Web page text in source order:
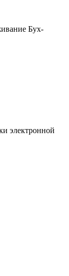
Бух-
электронной